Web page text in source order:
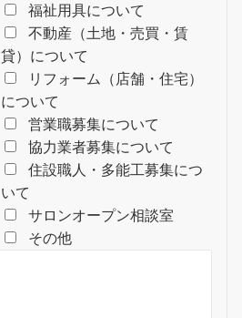
福祉用具について
不動産（土地・売買・賃
貸）について
リフォーム（店舗・住宅）
について
営業職募集について
協力業者募集について
住設職人・多能工募集につ
いて
サロンオープン相談室
その他